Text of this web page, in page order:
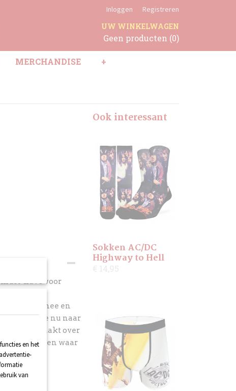
Inloggen Registreren
UW WINKELWAGEN
Geen producten (0)
MERCHANDISE +
must-have voor
de 4(!)
met je mee en
En of je nu naar
roadtrip maakt over
je overal zien waar
Ook interessant
Sokken AC/DC
Highway to Hell
en het
van